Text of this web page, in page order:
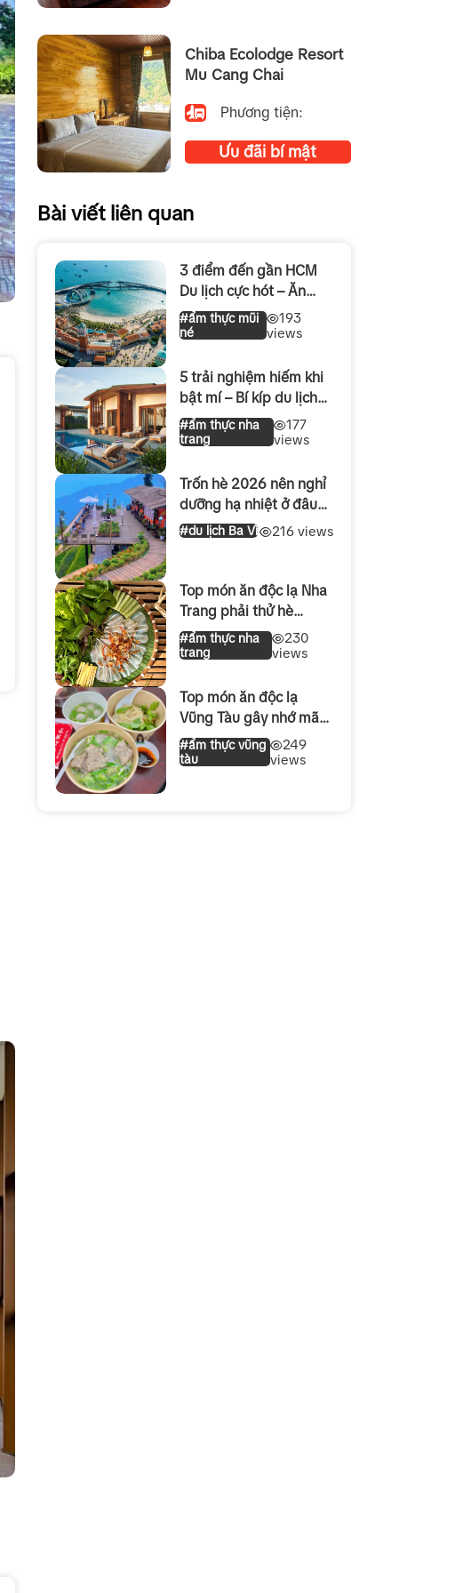
Chiba Ecolodge Resort
Mu Cang Chai
Phương tiện:
Ưu đãi bí mật
Bài viết liên quan
3 điểm đến gần HCM
Du lịch cực hót – Ăn
chơi cực đã hè 2026
#ẩm thực mũi
né
193
views
5 trải nghiệm hiếm khi
bật mí – Bí kíp du lịch
Nha Trang hè 2026
#ẩm thực nha
trang
177
views
Trốn hè 2026 nên nghỉ
dưỡng hạ nhiệt ở đâu
gần Hà Nội ?
#du lịch Ba Vì 216 views
Top món ăn độc lạ Nha
Trang phải thử hè
2026: Ăn là ghiền
#ẩm thực nha
trang
230
views
Top món ăn độc lạ
Vũng Tàu gây nhớ mãi
dịp lễ 30/4 – 1/5 2026
#ẩm thực vũng
tàu
249
views